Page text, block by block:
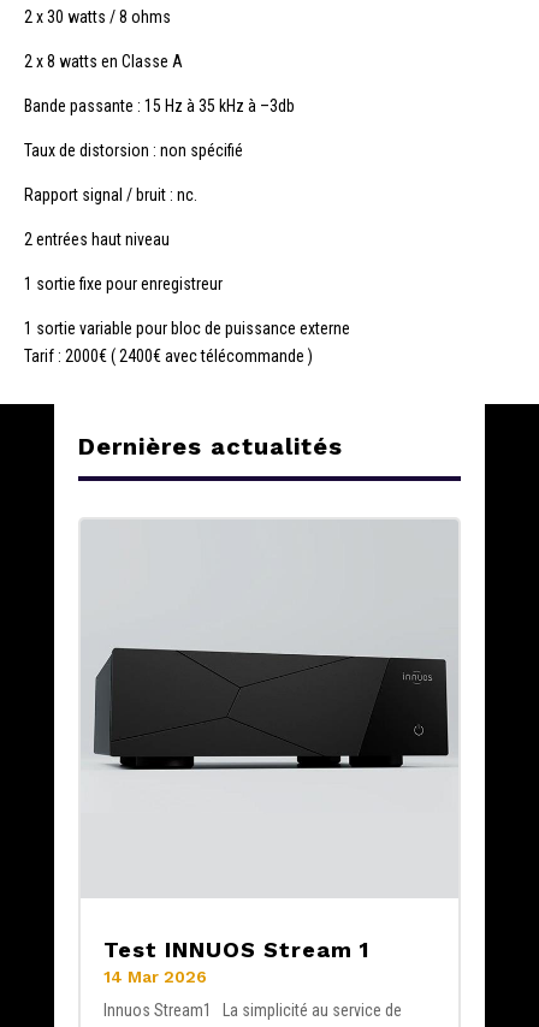
2 x 30 watts / 8 ohms
2 x 8 watts en Classe A
Bande passante : 15 Hz à 35 kHz à –3db
Taux de distorsion : non spécifié
Rapport signal / bruit : nc.
2 entrées haut niveau
1 sortie fixe pour enregistreur
1 sortie variable pour bloc de puissance externe
Tarif : 2000€ ( 2400€ avec télécommande )
Dernières actualités
Test INNUOS Stream 1
14 Mar 2026
Innuos Stream1 La simplicité au service de